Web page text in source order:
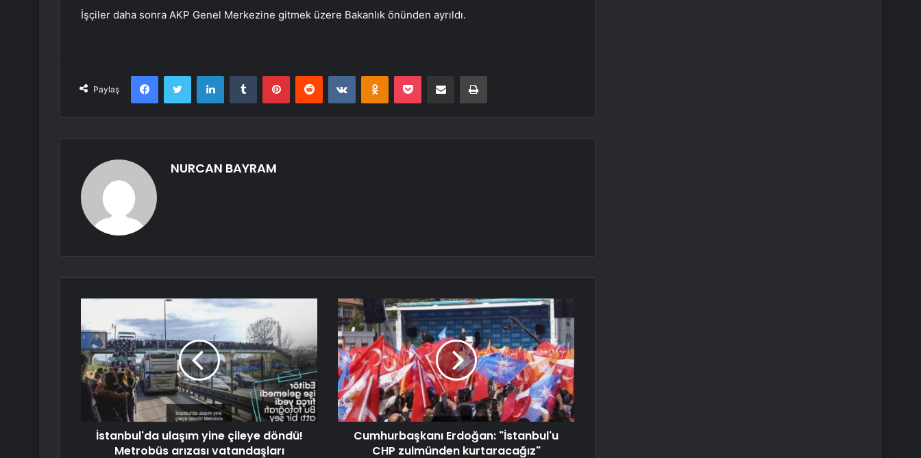
İşçiler daha sonra AKP Genel Merkezine gitmek üzere Bakanlık önünden ayrıldı.
Paylaş
FacebookTwitter LinkedInTumblr PinterestReddit VKontakteOdnoklassniki
Pocket E-Posta ile paylaş Yazdır
NURCAN BAYRAM
İstanbul'da ulaşım yine çileye döndü!
Metrobüs arızası vatandaşları
Cumhurbaşkanı Erdoğan: "İstanbul'u
CHP zulmünden kurtaracağız"